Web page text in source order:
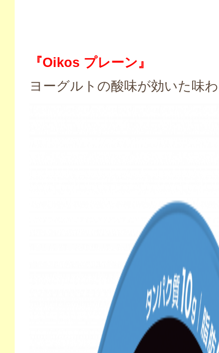
『Oikos プレーン』
ヨーグルトの酸味が効いた味